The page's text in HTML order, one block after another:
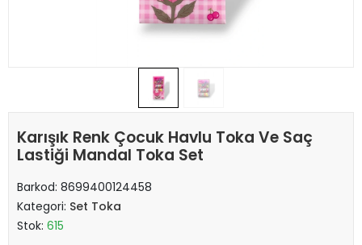
Karışık Renk Çocuk Havlu Toka Ve Saç
Lastiği Mandal Toka Set
Barkod: 8699400124458
Kategori: Set Toka
Stok: 615